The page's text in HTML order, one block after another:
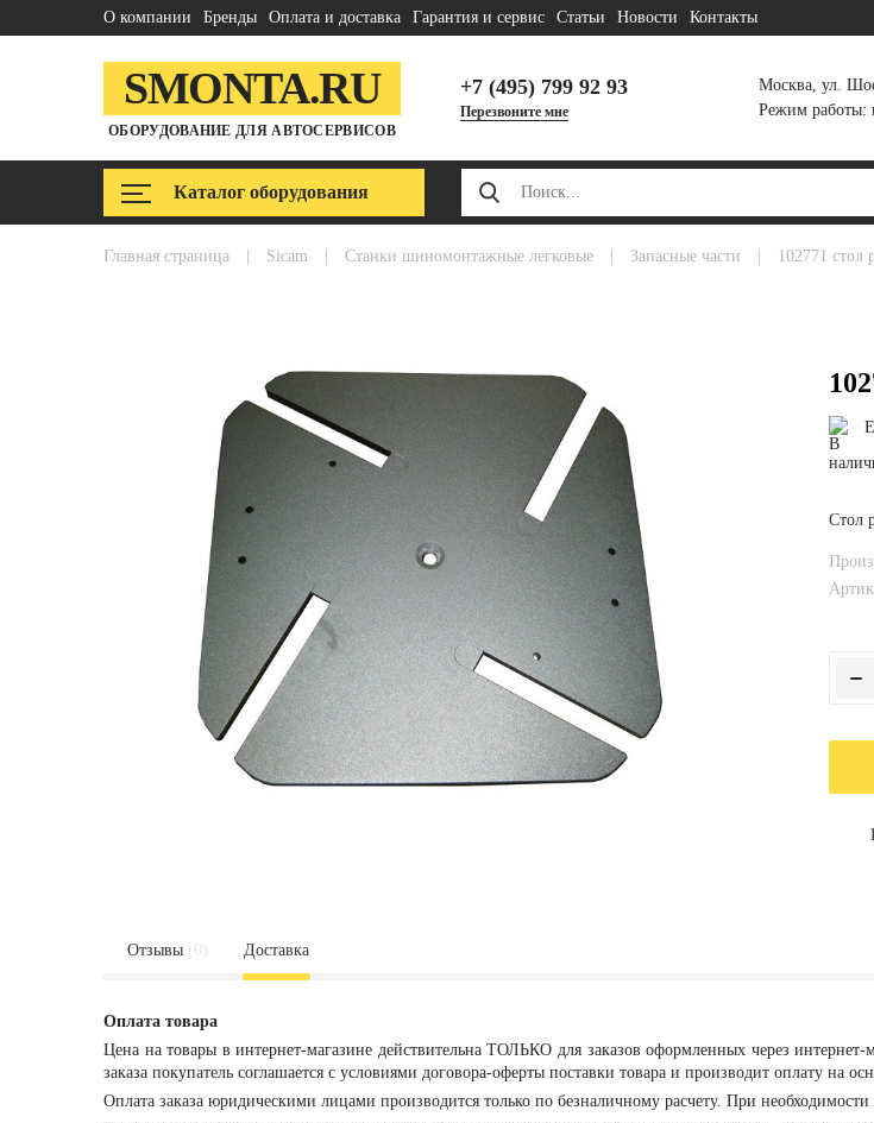
О компании Бренды Оплата и доставка Гарантия и сервис Статьи Новости Контакты
SMONTA.RU
ОБОРУДОВАНИЕ ДЛЯ АВТОСЕРВИСОВ
+7 (495) 799 92 93
Перезвоните мне
Москва, ул.
Режим работы:
Каталог оборудования
главная страница sicam станки шиномонтажные легковые запасные части 102771
Стол
Отзывы (0) Доставка
Оплата товара
Цена на товары в интернет-магазине действительна ТОЛЬКО для заказов оформленных через
заказа покупатель соглашается с условиями договора-оферты поставки товара и производит оплату на
Оплата заказа юридическими лицами производится только по безналичному расчету. При